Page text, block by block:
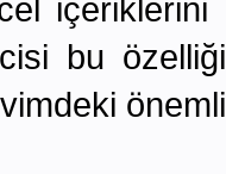
içeriklerini
bu